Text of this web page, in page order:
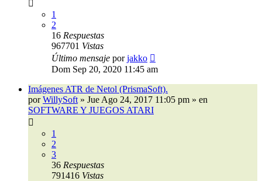
1
2
16 Respuestas
967701 Vistas
Último mensaje porjakko
Dom Sep 20, 2020 11:45 am
Imágenes ATR de Netol (PrismaSoft).
porWillySoft » Jue Ago 24, 2017 11:05 pm » en
SOFTWARE Y JUEGOS ATARI
1
2
3
36 Respuestas
791416 Vistas